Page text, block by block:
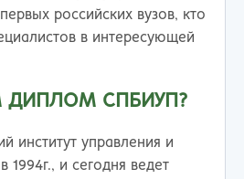
российских вузов, кто
в интересующей
ДИПЛОМ СПБИУП?
институт управления и
1994г., и сегодня ведет